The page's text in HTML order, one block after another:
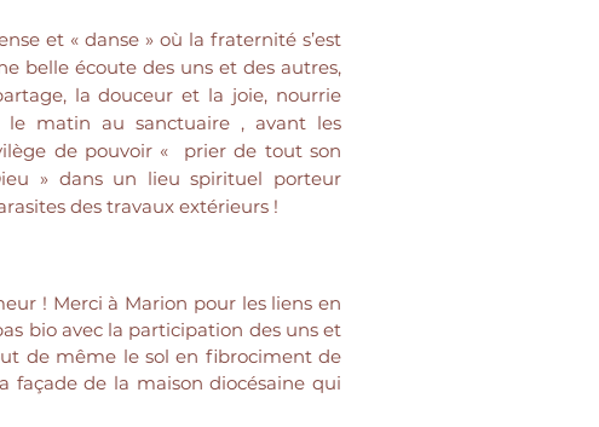
et « danse » où la fraternité s’est
belle écoute des uns et des autres,
la douceur et la joie, nourrie
le matin au sanctuaire , avant les
de pouvoir « prier de tout son
» dans un lieu spirituel porteur
des travaux extérieurs !
! Merci à Marion pour les liens en
bio avec la participation des uns et
de même le sol en fibrociment de
de la maison diocésaine qui